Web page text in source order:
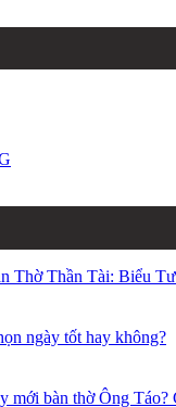
Thờ Thần Tài: Biểu
ngày tốt hay không?
mới bàn thờ Ông Táo?